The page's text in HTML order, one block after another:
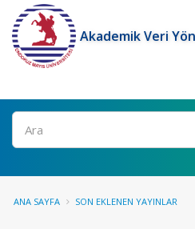
Akademik Veri
Ara
ANA SAYFA SON EKLENEN YAYINLAR